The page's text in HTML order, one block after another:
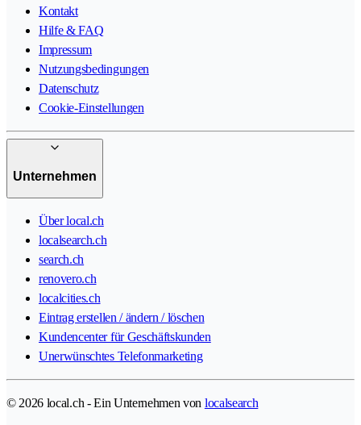
Kontakt
Hilfe & FAQ
Impressum
Nutzungsbedingungen
Datenschutz
Cookie-Einstellungen
Unternehmen
Über local.ch
localsearch.ch
search.ch
renovero.ch
localcities.ch
Eintrag erstellen / ändern / löschen
Kundencenter für Geschäftskunden
Unerwünschtes Telefonmarketing
© 2026 local.ch - Ein Unternehmen von localsearch